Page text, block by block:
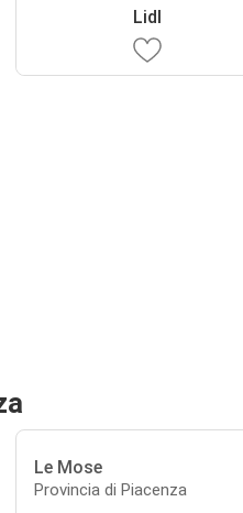
Lidl
Le Mose
Provincia di Piacenza